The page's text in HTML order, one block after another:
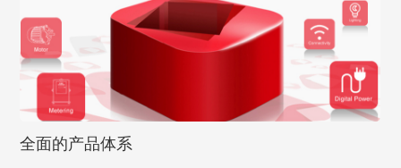
全面的产品体系